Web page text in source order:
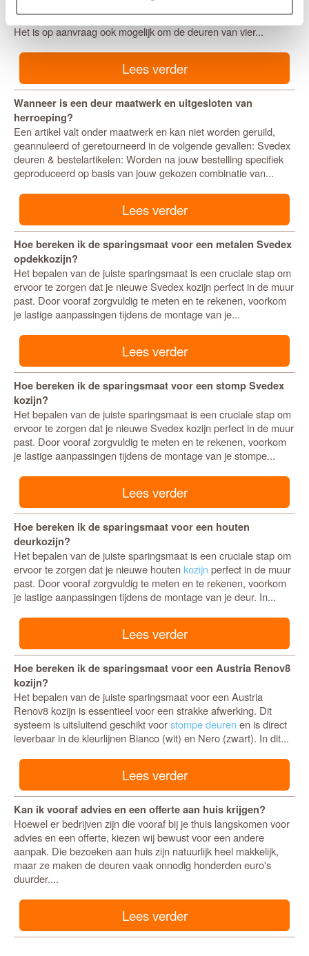
standaard drie scharnierinkrozingen voor
van 89 mm met ronde hoeken. Het achterhout is altijd 8 mm.
Het is op aanvraag ook mogelijk om de deuren van vier...
Lees verder
Wanneer is een deur maatwerk en uitgesloten van
herroeping?
Een artikel valt onder maatwerk en kan niet worden geruild,
geannuleerd of geretourneerd in de volgende gevallen: Svedex
deuren & bestelartikelen: Worden na jouw bestelling specifiek
geproduceerd op basis van jouw gekozen combinatie van...
Lees verder
Hoe bereken ik de sparingsmaat voor een metalen Svedex
opdekkozijn?
Het bepalen van de juiste sparingsmaat is een cruciale stap om
ervoor te zorgen dat je nieuwe Svedex kozijn perfect in de muur
past. Door vooraf zorgvuldig te meten en te rekenen, voorkom
je lastige aanpassingen tijdens de montage van je...
Lees verder
Hoe bereken ik de sparingsmaat voor een stomp Svedex
kozijn?
Het bepalen van de juiste sparingsmaat is een cruciale stap om
ervoor te zorgen dat je nieuwe Svedex kozijn perfect in de muur
past. Door vooraf zorgvuldig te meten en te rekenen, voorkom
je lastige aanpassingen tijdens de montage van je stompe...
Lees verder
Hoe bereken ik de sparingsmaat voor een houten
deurkozijn?
Het bepalen van de juiste sparingsmaat is een cruciale stap om
ervoor te zorgen dat je nieuwe houtenkozijn perfect in de muur
past. Door vooraf zorgvuldig te meten en te rekenen, voorkom
je lastige aanpassingen tijdens de montage van je deur. In...
Lees verder
Hoe bereken ik de sparingsmaat voor een Austria Renov8
kozijn?
Het bepalen van de juiste sparingsmaat voor een Austria
Renov8 kozijn is essentieel voor een strakke afwerking. Dit
systeem is uitsluitend geschikt voorstompe deuren en is direct
leverbaar in de kleurlijnen Bianco (wit) en Nero (zwart). In dit...
Lees verder
Kan ik vooraf advies en een offerte aan huis krijgen?
Hoewel er bedrijven zijn die vooraf bij je thuis langskomen voor
advies en een offerte, kiezen wij bewust voor een andere
aanpak. Die bezoeken aan huis zijn natuurlijk heel makkelijk,
maar ze maken de deuren vaak onnodig honderden euro's
duurder....
Lees verder